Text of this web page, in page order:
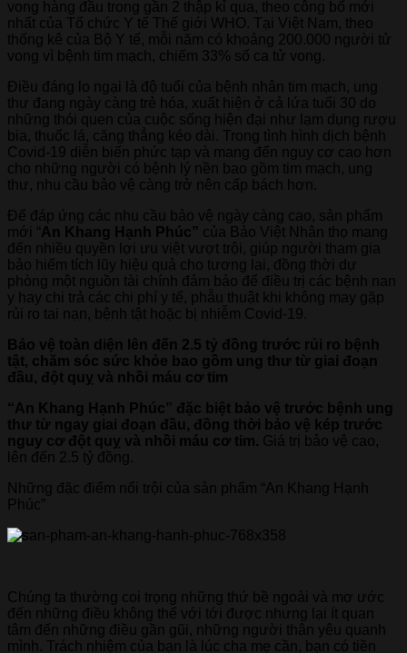
vong hàng đầu trong gần 2 thập kỉ qua, theo công bố mới
nhất của Tổ chức Y tế Thế giới WHO. Tại Việt Nam, theo
thống kê của Bộ Y tế, mỗi năm có khoảng 200.000 người tử
vong vì bệnh tim mạch, chiếm 33% số ca tử vong.
Điều đáng lo ngại là độ tuổi của bệnh nhân tim mạch, ung
thư đang ngày càng trẻ hóa, xuất hiện ở cả lứa tuổi 30 do
những thói quen của cuộc sống hiện đại như lạm dụng rượu
bia, thuốc lá, căng thẳng kéo dài. Trong tình hình dịch bệnh
Covid-19 diễn biến phức tạp và mang đến nguy cơ cao hơn
cho những người có bệnh lý nền bao gồm tim mạch, ung
thư, nhu cầu bảo vệ càng trở nên cấp bách hơn.
Để đáp ứng các nhu cầu bảo vệ ngày càng cao, sản phẩm
mới “ An Khang Hạnh Phúc” của Bảo Việt Nhân thọ mang
đến nhiều quyền lợi ưu việt vượt trội, giúp người tham gia
bảo hiểm tích lũy hiệu quả cho tương lai, đồng thời dự
phòng một nguồn tài chính đảm bảo để điều trị các bệnh nan
y hay chi trả các chi phí y tế, phẫu thuật khi không may gặp
rủi ro tai nạn, bệnh tật hoặc bị nhiễm Covid-19.
Bảo vệ toàn diện lên đến 2.5 tỷ đồng trước rủi ro bệnh
tật, chăm sóc sức khỏe bao gồm ung thư từ giai đoạn
đầu, đột quỵ và nhồi máu cơ tim
“An Khang Hạnh Phúc” đặc biệt bảo vệ trước bệnh ung
thư từ ngay giai đoạn đầu, đồng thời bảo vệ kép trước
nguy cơ đột quỵ và nhồi máu cơ tim. Giá trị bảo vệ cao,
lên đến 2.5 tỷ đồng.
Những đặc điểm nổi trội của sản phẩm “An Khang Hạnh
Phúc”
Chúng ta thường coi trọng những thứ bề ngoài và mơ ước
đến những điều không thể với tới được nhưng lại ít quan
tâm đến những điều gần gũi, những người thân yêu quanh
mình. Trách nhiệm của bạn là lúc cha mẹ cần, bạn có tiền